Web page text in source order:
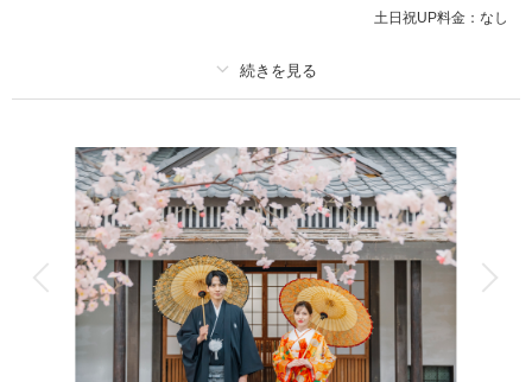
撮影場所： オレンジスタジオNAGOYA
相談予約する
来店・オンライン
撮影日の空き
を確認する
土日祝UP料金： なし
プラン詳細
撮影料 新婦衣装1着 新郎衣装1着
着付け ヘアメイク 小物一式
アルバム データ 80 カット 台紙付写真
衣装追加 会食 挙式
家族と撮影 家族用衣装レンタル ペットと撮影
その他含むもの